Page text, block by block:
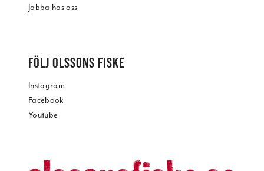
Jobba hos oss
FÖLJ OLSSONS FISKE
Instagram
Facebook
Youtube